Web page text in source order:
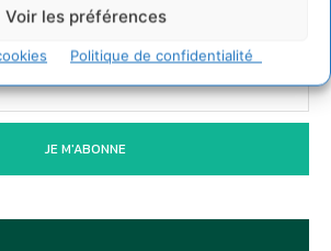
Voir les préférences
Politique de confidentialité
JE M'ABONNE